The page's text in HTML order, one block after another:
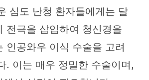
심도 난청 환자들에게는 달
전극을 삽입하여 청신경을
인공와우 이식 수술을 고려
. 이는 매우 정밀한 수술이며,